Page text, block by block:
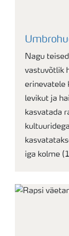
Nagu
vastuvõtlik
erinevatele
levikut ja
kasvatada
iga kolme